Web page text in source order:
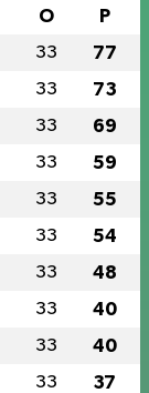
O P
33 77
33 73
33 69
33 59
33 55
33 54
33 48
33 40
33 40
33 37